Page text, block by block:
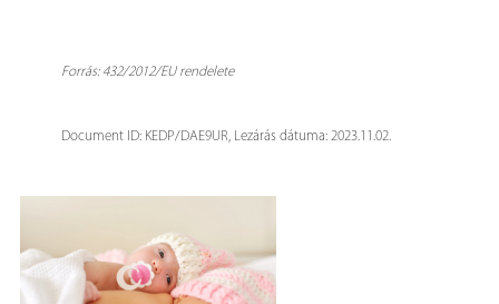
Forrás: 432/2012/EU rendelete
Document ID: KEDP/DAE9UR, Lezárás dátuma: 2023.11.02.